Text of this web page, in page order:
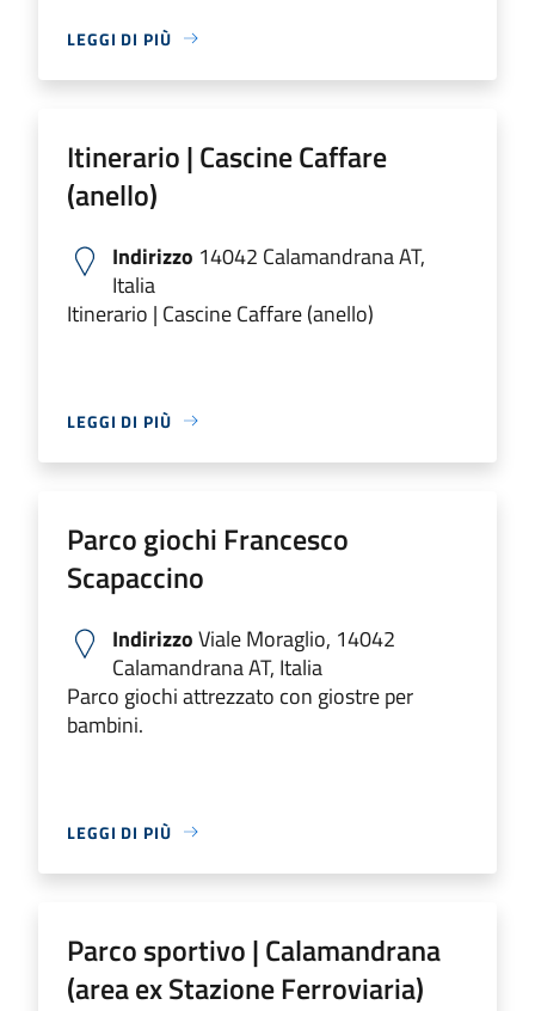
LEGGI DI PIÙ
Itinerario | Cascine Caffare
(anello)
Indirizzo 14042 Calamandrana AT,
Italia
Itinerario | Cascine Caffare (anello)
LEGGI DI PIÙ
Parco giochi Francesco
Scapaccino
IndirizzoViale Moraglio, 14042
Calamandrana AT, Italia
Parco giochi attrezzato con giostre per
bambini.
LEGGI DI PIÙ
Parco sportivo | Calamandrana
(area ex Stazione Ferroviaria)